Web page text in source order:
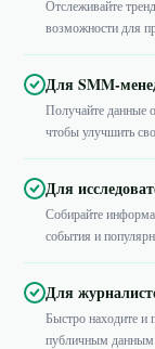
Отслеживайте
возможности для
Для SMM-
Получайте данные
чтобы улучшить
Для
Собирайте
события и
Для
Быстро находите и
публичным данным